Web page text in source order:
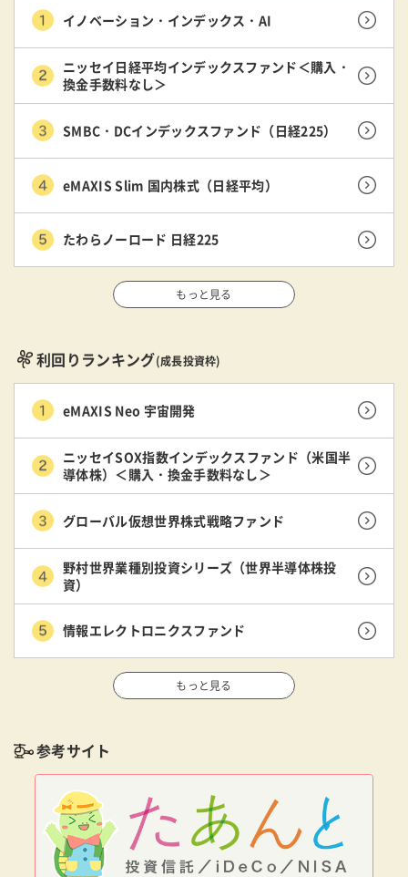
イノベーション・インデックス・AI
ニッセイ日経平均インデックスファンド＜購入・
換金手数料なし＞
SMBC・DCインデックスファンド（日経225）
eMAXIS Slim 国内株式（日経平均）
たわらノーロード 日経225
もっと見る
利回りランキング(成長投資枠)
eMAXIS Neo 宇宙開発
ニッセイSOX指数インデックスファンド（米国半
導体株）＜購入・換金手数料なし＞
グローバル仮想世界株式戦略ファンド
野村世界業種別投資シリーズ（世界半導体株投
資）
情報エレクトロニクスファンド
もっと見る
参考サイト